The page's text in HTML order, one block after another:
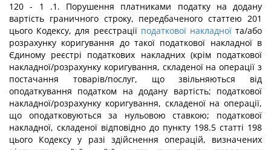
120 - 1 .1. Порушення платниками податку на додану
вартість граничного строку, передбаченого статтею 201
цього Кодексу, для реєстрації податкової накладноїта/або
розрахунку коригування до такої податкової накладної в
Єдиному реєстрі податкових накладних (крім податкової
накладної/розрахунку коригування, складеної на операції з
постачання товарів/послуг, що звільняються від
оподаткування податком на додану вартість; податкової
накладної/розрахунку коригування, складеної на операції,
що оподатковуються за нульовою ставкою; податкової
накладної, складеної відповідно до пункту 198.5 статті 198
цього Кодексу у разі здійснення операцій, визначених